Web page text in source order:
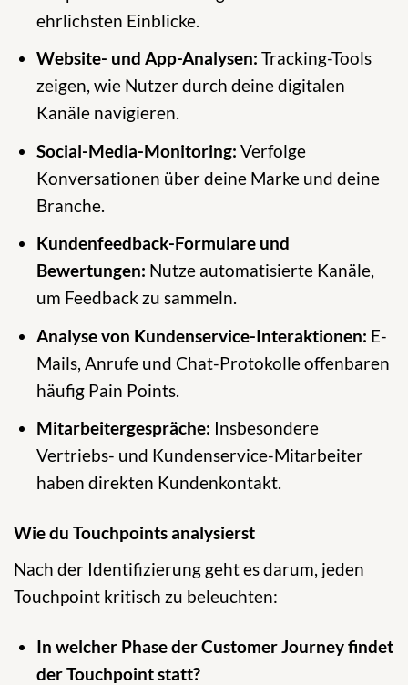
ehrlichsten Einblicke.
Website- und App-Analysen: Tracking-Tools
zeigen, wie Nutzer durch deine digitalen
Kanäle navigieren.
Social-Media-Monitoring: Verfolge
Konversationen über deine Marke und deine
Branche.
Kundenfeedback-Formulare und
Bewertungen: Nutze automatisierte Kanäle,
um Feedback zu sammeln.
Analyse von Kundenservice-Interaktionen: E-
Mails, Anrufe und Chat-Protokolle offenbaren
häufig Pain Points.
Mitarbeitergespräche: Insbesondere
Vertriebs- und Kundenservice-Mitarbeiter
haben direkten Kundenkontakt.
Wie du Touchpoints analysierst
Nach der Identifizierung geht es darum, jeden
Touchpoint kritisch zu beleuchten:
In welcher Phase der Customer Journey findet
der Touchpoint statt?